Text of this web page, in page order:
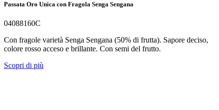
Passata Oro Unica con Fragola Senga Sengana
04088160C
Con fragole varietà Senga Sengana (50% di frutta). Sapore deciso,
colore rosso acceso e brillante. Con semi del frutto.
Scopri di più